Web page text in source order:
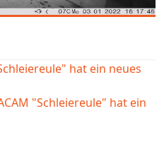
hat ein neues
"Schleiereule" hat ein